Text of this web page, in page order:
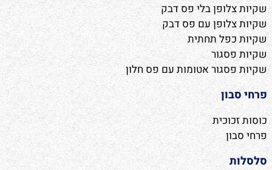
שקיות צלופן בלי פס דבק
שקיות צלופן עם פס דבק
שקיות כפל תחתית
שקיות פסגור
שקיות פסגור אטומות עם פס חלון
פרחי סבון
כוסות זכוכית
פרחי סבון
סלסלות